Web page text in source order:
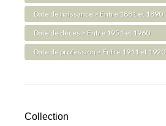
Date de naissance > Entre 1881 et 1890
Date de décès > Entre 1951 et 1960
Date de profession > Entre 1911 et 1920
Collection